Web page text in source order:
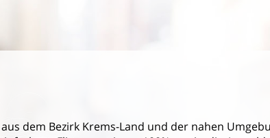
dem Bezirk Krems-Land und der nahen